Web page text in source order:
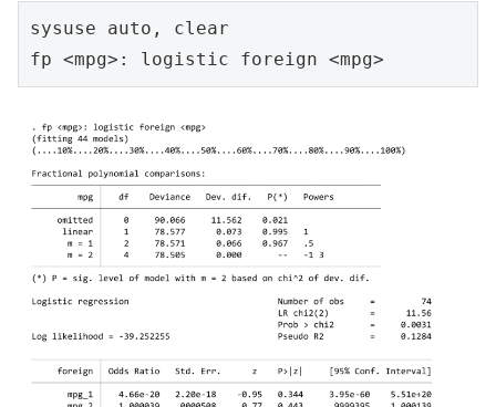
sysuse auto, clear
fp <mpg>: logistic foreign <mpg>